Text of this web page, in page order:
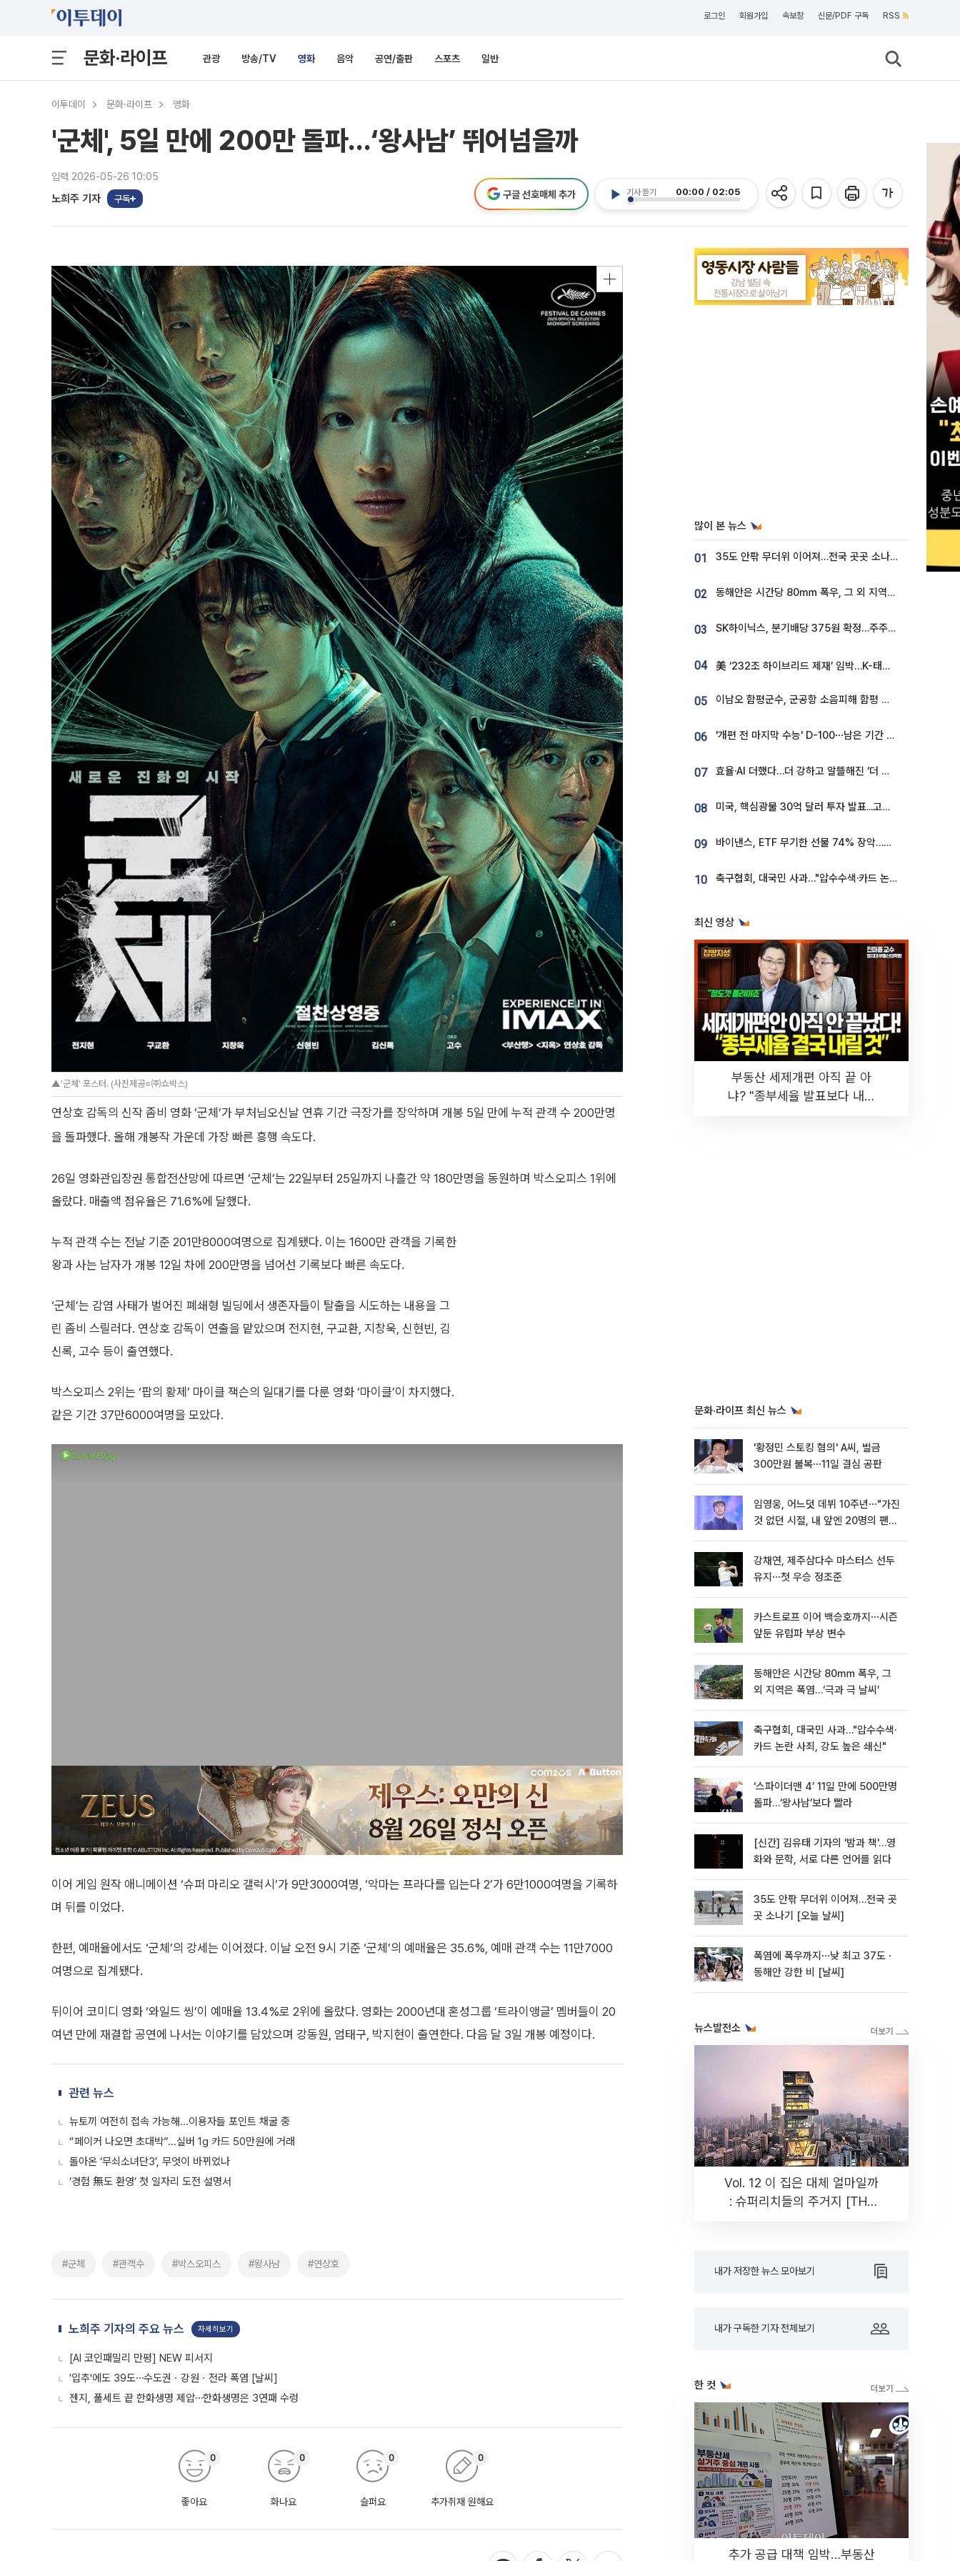
로그인 회원가입 속보창 신문/PDF 구독 RSS
문화·라이프 관광 방송/TV 영화 음악 공연/출판 스포츠 일반
이투데이 문화·라이프 영화
'군체', 5일 만에 200만 돌파...‘왕사남’ 뛰어넘을까
입력 2026-05-26 10:05
노희주 기자 구독
기사 듣기 00:00 / 02:05
구글 선호매체 추가
▲‘군체’ 포스터. (사진제공=㈜쇼박스)
연상호 감독의 신작 좀비 영화 ‘군체’가 부처님오신날 연휴 기간 극장가를 장악하며 개봉 5일 만에 누적 관객 수 200만명
을 돌파했다. 올해 개봉작 가운데 가장 빠른 흥행 속도다.
26일 영화관입장권 통합전산망에 따르면 ‘군체’는 22일부터 25일까지 나흘간 약 180만명을 동원하며 박스오피스 1위에
올랐다. 매출액 점유율은 71.6%에 달했다.
누적 관객 수는 전날 기준 201만8000여명으로 집계됐다. 이는 1600만 관객을 기록한
왕과 사는 남자가 개봉 12일 차에 200만명을 넘어선 기록보다 빠른 속도다.
‘군체’는 감염 사태가 벌어진 폐쇄형 빌딩에서 생존자들이 탈출을 시도하는 내용을 그
린 좀비 스릴러다. 연상호 감독이 연출을 맡았으며 전지현, 구교환, 지창욱, 신현빈, 김
신록, 고수 등이 출연했다.
박스오피스 2위는 ‘팝의 황제’ 마이클 잭슨의 일대기를 다룬 영화 ‘마이클’이 차지했다.
같은 기간 37만6000여명을 모았다.
이어 게임 원작 애니메이션 ‘슈퍼 마리오 갤럭시’가 9만3000여명, ‘악마는 프라다를 입는다 2’가 6만1000여명을 기록하
며 뒤를 이었다.
한편, 예매율에서도 ‘군체’의 강세는 이어졌다. 이날 오전 9시 기준 ‘군체’의 예매율은 35.6%, 예매 관객 수는 11만7000
여명으로 집계됐다.
뒤이어 코미디 영화 ‘와일드 씽’이 예매율 13.4%로 2위에 올랐다. 영화는 2000년대 혼성그룹 ‘트라이앵글’ 멤버들이 20
여년 만에 재결합 공연에 나서는 이야기를 담았으며 강동원, 엄태구, 박지현이 출연한다. 다음 달 3일 개봉 예정이다.
관련 뉴스
뉴토끼 여전히 접속 가능해...이용자들 포인트 채굴 중
“페이커 나오면 초대박”...실버 1g 카드 50만원에 거래
돌아온 ‘무쇠소녀단3’, 무엇이 바뀌었나
‘경험 無도 환영’ 첫 일자리 도전 설명서
#군체 #관객수 #박스오피스 #왕사남 #연상호
노희주 기자의 주요 뉴스 자세히보기
[AI 코인패밀리 만평] NEW 피서지
'입추'에도 39도⋯수도권ㆍ강원ㆍ전라 폭염 [날씨]
젠지, 풀세트 끝 한화생명 제압⋯한화생명은 3연패 수렁
좋아요
0
화나요
0
슬퍼요
0
추가취재 원해요
0
많이 본 뉴스
01 35도 안팎 무더위 이어져…전국 곳곳 소나기 [오늘 날씨]
02 동해안은 시간당 80㎜ 폭우, 그 외 지역은 폭염…‘극과 극 날씨’
03 SK하이닉스, 분기배당 375원 확정…주주환원책 9월로 앞당겨 발표
04 美 ‘232조 하이브리드 제재’ 임박…K-태양광, 불확실성 털고 날개 다나
05 이남오 함평군수, 군공항 소음피해 함평 보상 요구
06 '개편 전 마지막 수능' D-100⋯남은 기간 성적 올릴 전략은
07 효율·AI 더했다…더 강하고 알뜰해진 ‘더 뉴 그랜저 하이브리드’ [ET의 모빌리티]
08 미국, 핵심광물 30억 달러 투자 발표...고려아연 대미투자 언급
09 바이낸스, ETF 무기한 선물 74% 장악…한국 레버리지 ETF 거래 급증 [e가상자산]
10 축구협회, 대국민 사과…"압수수색·카드 논란 사죄, 강도 높은 쇄신"
최신 영상
부동산 세제개편 아직 끝 아
냐? "종부세율 발표보다 내릴
문화·라이프 최신 뉴스
'황정민 스토킹 혐의' A씨, 벌금
300만원 불복⋯11일 결심 공판
임영웅, 어느덧 데뷔 10주년⋯"가진
것 없던 시절, 내 앞엔 20명의 팬
강채연, 제주삼다수 마스터스 선두
유지⋯첫 우승 정조준
카스트로프 이어 백승호까지⋯시즌
앞둔 유럽파 부상 변수
동해안은 시간당 80㎜ 폭우, 그
외 지역은 폭염…‘극과 극 날씨’
축구협회, 대국민 사과…"압수수색·
카드 논란 사죄, 강도 높은 쇄신"
‘스파이더맨 4’ 11일 만에 500만명
돌파…‘왕사남’보다 빨라
[신간] 김유태 기자의 '밤과 책'…영
화와 문학, 서로 다른 언어를 읽다
35도 안팎 무더위 이어져…전국 곳
곳 소나기 [오늘 날씨]
폭염에 폭우까지⋯낮 최고 37도ㆍ
동해안 강한 비 [날씨]
뉴스발전소
Vol. 12 이 집은 대체 얼마일까
: 슈퍼리치들의 주거지 [THE
내가 저장한 뉴스 모아보기
내가 구독한 기자 전체보기
한 컷
추가 공급 대책 임박…부동산